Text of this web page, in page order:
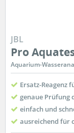
JBL
Pro
Aquarium-
Ersatz-Reagenz
genaue Prüfung
einfach und
ausreichend für